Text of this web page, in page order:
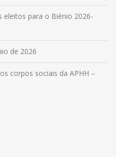
eleitos para o Biénio 2026-
de 2026
corpos sociais da APHH –